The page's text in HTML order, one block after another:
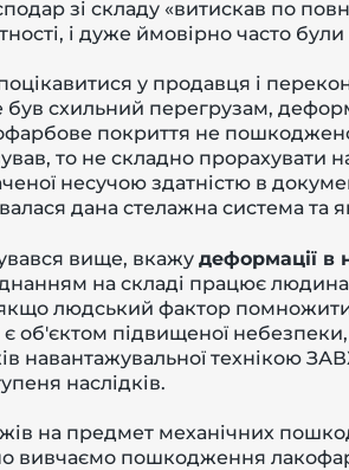
зі складу «витискав по
і дуже ймовірно часто
у продавця і
схильний перегрузам,
покриття не
то не складно прорахувати
несучою здатністю в
дана стелажна система та
вище, вкажу деформації в
на складі працює
людський фактор
є об'єктом підвищеної
навантажувальної технікою
наслідків.
на предмет механічних
вивчаємо пошкодження